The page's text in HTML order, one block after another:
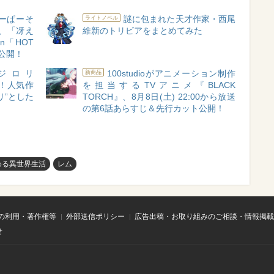
ぱーそ
「冴え
「HOT
開！
ライトノベル
謎に包まれた天才作家・西尾
維新のトリビアをまとめてみた
ロリ
人気作
”とした
新商品
100studioがアニメーション制作
を担当するTVアニメ『BLACK
TORCH』、8月8日(土) 22:00から放送
の第6話あらすじ＆先行カット公開！
異世界生活 レム
利用・著作権等 外部送信ポリシー
広告出稿・お取り組みのご相談・情報掲